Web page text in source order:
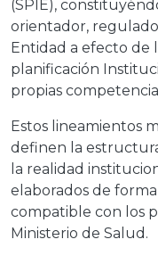
(SPIE),
orientador,
Entidad a efecto de
planificación
propias
Estos lineamientos
definen la
la realidad
elaborados de
compatible con los
Ministerio de Salud.